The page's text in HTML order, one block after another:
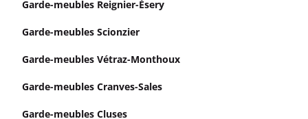
Garde-meubles Reignier-Ésery
Garde-meubles Scionzier
Garde-meubles Vétraz-Monthoux
Garde-meubles Cranves-Sales
Garde-meubles Cluses